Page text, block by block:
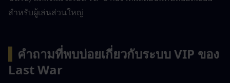
สำหรับผู้เล่นส่วนใหญ่
คำถามที่พบบ่อยเกี่ยวกับระบบ VIP ของ
Last War